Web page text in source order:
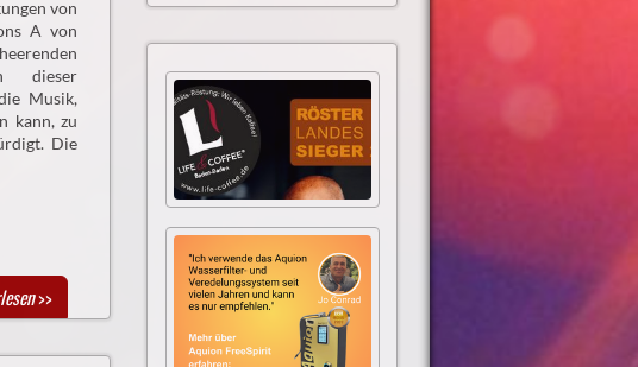
von
A von
dieser
Musik,
kann, zu
Die
>>